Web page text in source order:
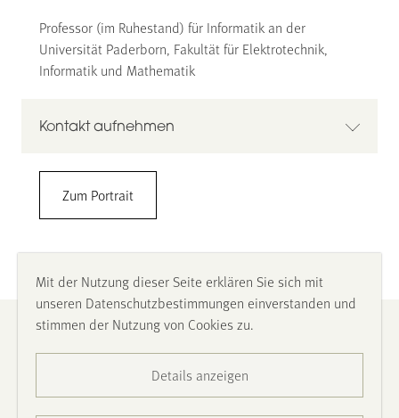
Professor (im Ruhestand) für Informatik an der
Universität Paderborn, Fakultät für Elektrotechnik,
Informatik und Mathematik
Kontakt aufnehmen
05251 62358
franz.rammig@gmail.com
Zum Portrait
Impressum
Mit der Nutzung dieser Seite erklären Sie sich mit
unseren Datenschutzbestimmungen einverstanden und
stimmen der Nutzung von Cookies zu.
Details anzeigen